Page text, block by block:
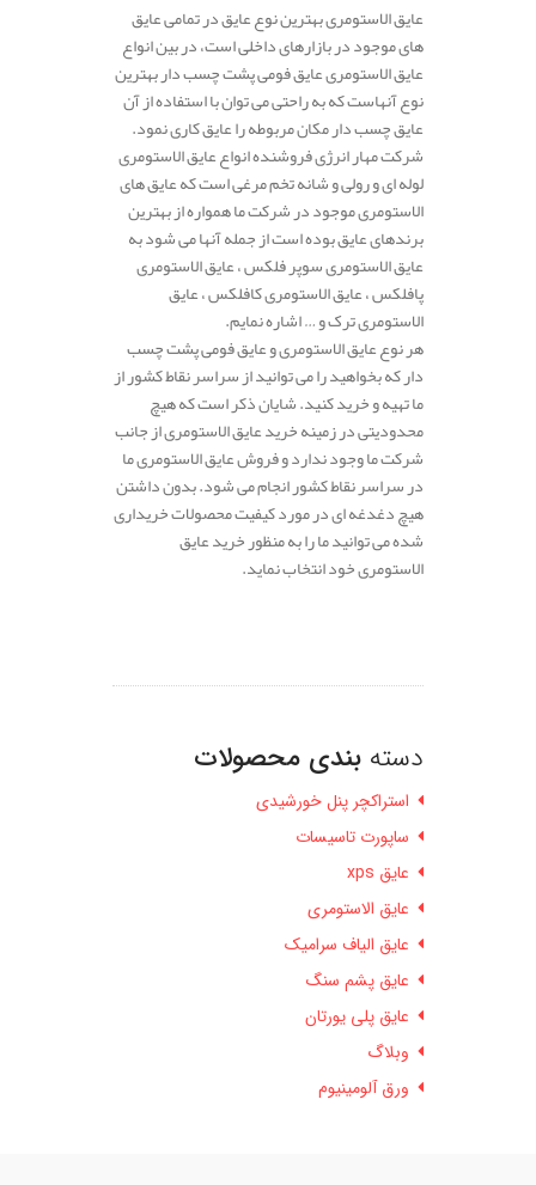
عایق الاستومری بهترین نوع عایق در تمامی عایق
های موجود در بازارهای داخلی است، در بین انواع
عایق الاستومری عایق فومی پشت چسب دار بهترین
نوع آنهاست که به راحتی می توان با استفاده از آن
عایق چسب دار مکان مربوطه را عایق کاری نمود.
شرکت مهار انرژی فروشنده انواع عایق الاستومری
لوله ای و رولی و شانه تخم مرغی است که عایق های
الاستومری موجود در شرکت ما همواره از بهترین
برندهای عایق بوده است از جمله آنها می شود به
عایق الاستومری سوپر فلکس ، عایق الاستومری
پافلکس ، عایق الاستومری کافلکس ، عایق
الاستومری ترک و … اشاره نمایم.
هر نوع عایق الاستومری و عایق فومی پشت چسب
دار که بخواهید را می توانید از سراسر نقاط کشور از
ما تهیه و خرید کنید. شایان ذکر است که هیچ
محدودیتی در زمینه خرید عایق الاستومری از جانب
شرکت ما وجود ندارد و فروش عایق الاستومری ما
در سراسر نقاط کشور انجام می شود. بدون داشتن
هیچ دغدغه ای در مورد کیفیت محصولات خریداری
شده می توانید ما را به منظور خرید عایق
الاستومری خود انتخاب نماید.
دسته بندی محصولات
استراکچر پنل خورشیدی
ساپورت تاسیسات
عایق xps
عایق الاستومری
عایق الیاف سرامیک
عایق پشم سنگ
عایق پلی یورتان
وبلاگ
ورق آلومینیوم